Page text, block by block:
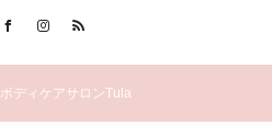
FacebookInstagram
ボディケアサロンTula